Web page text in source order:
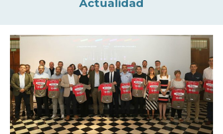
Actualidad